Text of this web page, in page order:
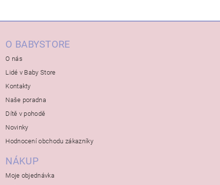
O BABYSTORE
O nás
Lidé v Baby Store
Kontakty
Naše poradna
Dítě v pohodě
Novinky
Hodnocení obchodu zákazníky
NÁKUP
Moje objednávka